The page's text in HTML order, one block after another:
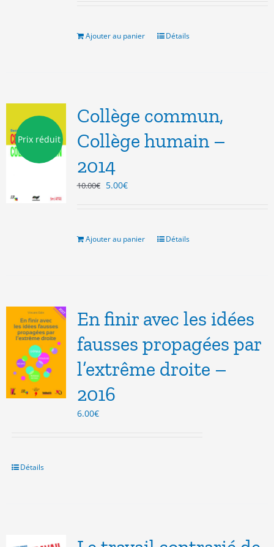
10.00€.5.00€.
Ajouter au panier Détails
Prix réduit
Collège commun,
Collège humain –
2014
10.00€ Le
10.00€.
5.00€Le
5.00€.
Ajouter au panier Détails
En finir avec les idées
fausses propagées par
l’extrême droite –
2016
6.00€
Détails